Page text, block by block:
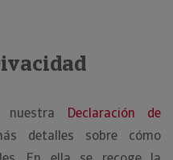
nuestra Declaración de
detalles sobre cómo